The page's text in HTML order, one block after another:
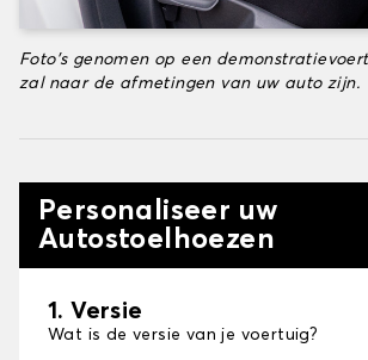
Foto's genomen op een
zal naar de afmetingen van uw auto zijn.
Personaliseer uw
Autostoelhoezen
1. Versie
Wat is de versie van je voertuig?